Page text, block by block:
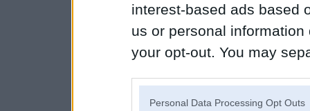
interest-based ads based
us or personal
your opt-out. You may
Personal Data Processing Opt Outs